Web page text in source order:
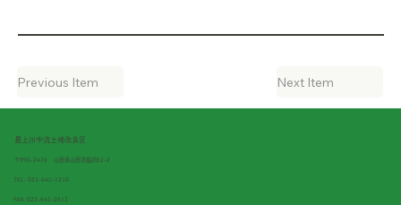
Previous Item Next Item
最上川中流土地改良区
〒990-2476 山形県山形市飯沢62-2
TEL: 023-645-1210
FAX: 023-645-2613